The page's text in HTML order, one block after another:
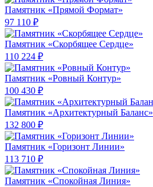
Памятник «Прямой Формат»
97 110 ₽
Памятник «Скорбящее Сердце»
110 224 ₽
Памятник «Ровный Контур»
100 430 ₽
Памятник «Архитектурный Баланс»
132 800 ₽
Памятник «Горизонт Линии»
113 710 ₽
Памятник «Спокойная Линия»